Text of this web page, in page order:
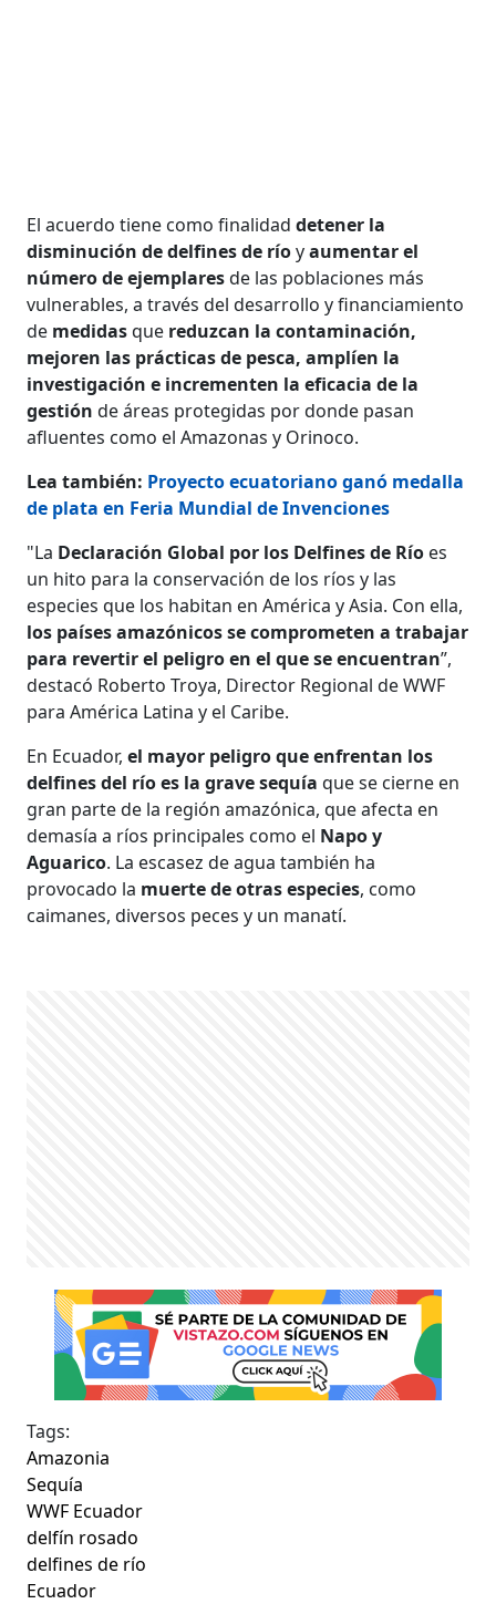
El acuerdo tiene como finalidad detener la
disminución de delfines de ríoyaumentar el
número de ejemplaresde las poblaciones más
vulnerables, a través del desarrollo y financiamiento
de medidasque reduzcan la contaminación,
mejoren las prácticas de pesca, amplíen la
investigación e incrementen la eficacia de la
gestión de áreas protegidas por donde pasan
afluentes como el Amazonas y Orinoco.
Lea también: Proyecto ecuatoriano ganó medalla
de plata en Feria Mundial de Invenciones
"La Declaración Global por los Delfines de Río es
un hito para la conservación de los ríos y las
especies que los habitan en América y Asia. Con ella,
los países amazónicos se comprometen a trabajar
para revertir el peligro en el que se encuentran”,
destacó Roberto Troya, Director Regional de WWF
para América Latina y el Caribe.
En Ecuador,el mayor peligro que enfrentan los
delfines del río es la grave sequíaque se cierne en
gran parte de la región amazónica, que afecta en
demasía a ríos principales como el Napo y
Aguarico. La escasez de agua también ha
provocado la muerte de otras especies, como
caimanes, diversos peces y un manatí.
Tags:
Amazonia
Sequía
WWF Ecuador
delfín rosado
delfines de río
Ecuador